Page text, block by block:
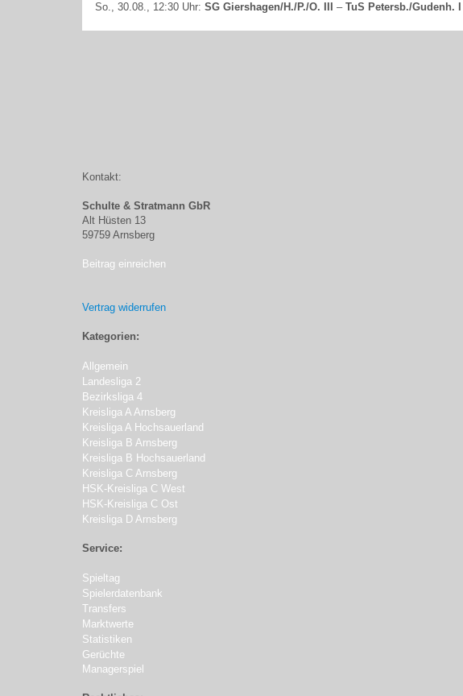
So., 30.08., 12:30 Uhr:SG Giershagen/H./P./O. III –TuS Petersb./Gudenh. I
Kontakt:
Schulte & Stratmann GbR
Alt Hüsten 13
59759 Arnsberg
Beitrag einreichen
Vertrag widerrufen
Kategorien:
Allgemein
Landesliga 2
Bezirksliga 4
Kreisliga A Arnsberg
Kreisliga A Hochsauerland
Kreisliga B Arnsberg
Kreisliga B Hochsauerland
Kreisliga C Arnsberg
HSK-Kreisliga C West
HSK-Kreisliga C Ost
Kreisliga D Arnsberg
Service:
Spieltag
Spielerdatenbank
Transfers
Marktwerte
Statistiken
Gerüchte
Managerspiel